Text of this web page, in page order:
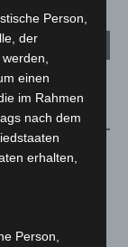
Person,
der
einen
im Rahmen
nach dem
erhalten,
Person,